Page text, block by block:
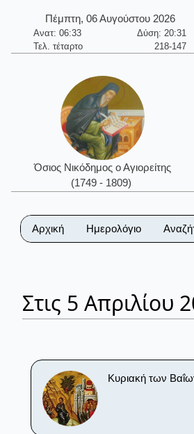
Πέμπτη, 06 Αυγούστου 2026
Ανατ: 06:33
Δύση: 20:31
Τελ. τέταρτο
218-147
Όσιος Νικόδημος ο Αγιορείτης
(1749 - 1809)
Αρχική Ημερολόγιο
Στις 5 Απριλίου
Κυριακή των